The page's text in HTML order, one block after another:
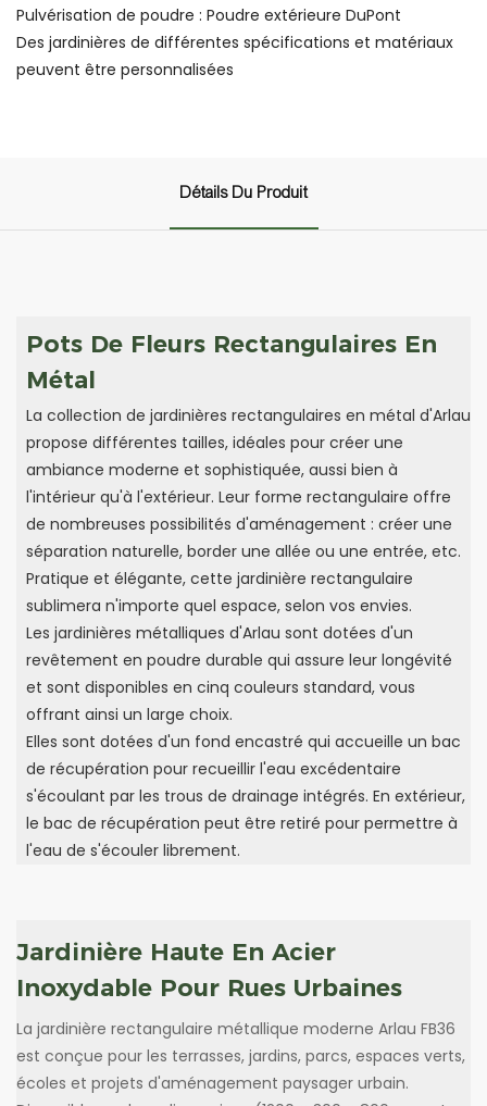
Pulvérisation de poudre : Poudre extérieure DuPont
Des jardinières de différentes spécifications et matériaux
peuvent être personnalisées
Détails Du Produit
Pots De Fleurs Rectangulaires En
Métal
La collection de jardinières rectangulaires en métal d'Arlau
propose différentes tailles, idéales pour créer une
ambiance moderne et sophistiquée, aussi bien à
l'intérieur qu'à l'extérieur. Leur forme rectangulaire offre
de nombreuses possibilités d'aménagement : créer une
séparation naturelle, border une allée ou une entrée, etc.
Pratique et élégante, cette jardinière rectangulaire
sublimera n'importe quel espace, selon vos envies.
Les jardinières métalliques d'Arlau sont dotées d'un
revêtement en poudre durable qui assure leur longévité
et sont disponibles en cinq couleurs standard, vous
offrant ainsi un large choix.
Elles sont dotées d'un fond encastré qui accueille un bac
de récupération pour recueillir l'eau excédentaire
s'écoulant par les trous de drainage intégrés. En extérieur,
le bac de récupération peut être retiré pour permettre à
l'eau de s'écouler librement.
Jardinière Haute En Acier
Inoxydable Pour Rues Urbaines
La jardinière rectangulaire métallique moderne Arlau FB36
est conçue pour les terrasses, jardins, parcs, espaces verts,
écoles et projets d'aménagement paysager urbain.